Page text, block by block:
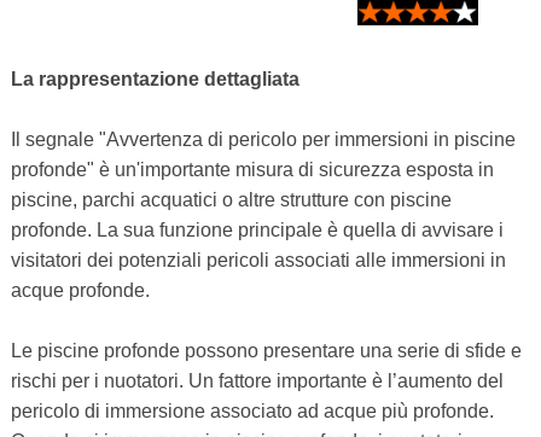
La rappresentazione dettagliata
Il segnale "Avvertenza di pericolo per immersioni in piscine
profonde" è un'importante misura di sicurezza esposta in
piscine, parchi acquatici o altre strutture con piscine
profonde. La sua funzione principale è quella di avvisare i
visitatori dei potenziali pericoli associati alle immersioni in
acque profonde.
Le piscine profonde possono presentare una serie di sfide e
rischi per i nuotatori. Un fattore importante è l’aumento del
pericolo di immersione associato ad acque più profonde.